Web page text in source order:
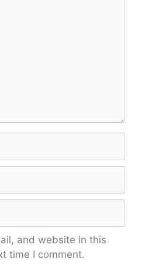
and website in this
time I comment.